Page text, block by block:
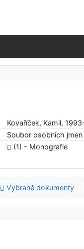
Kovaříček, Kamil,
Soubor osobních
(1) - Monografie
Vybrané dokumenty